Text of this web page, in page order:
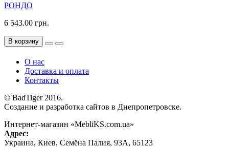
РОНДО
6 543.00 грн.
В корзину
О нас
Доставка и оплата
Контакты
© BadTiger 2016.
Создание и разработка сайтов в Днепропетровске.
Интернет-магазин «MebliKS.com.ua»
Адрес:
Украина, Киев, Семёна Палия, 93А, 65123